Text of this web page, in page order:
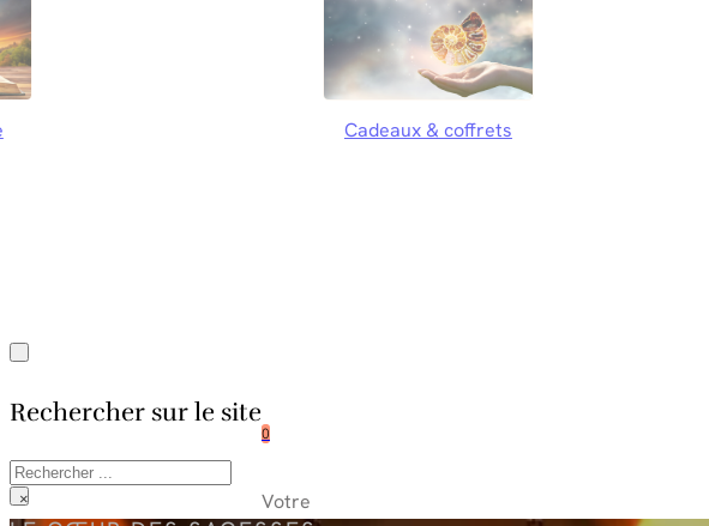
Cadeaux & coffrets
Rechercher sur le site
Rechercher
×
0
Votre